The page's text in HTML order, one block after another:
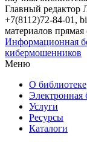
Главный редактор
+7(8112)72-84-01,
материалов прямая
Информационная
кибермошенников
Меню
О библиотеке
Электронная
Услуги
Ресурсы
Каталоги